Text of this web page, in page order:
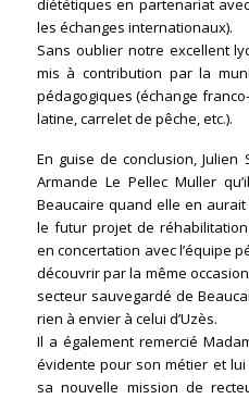
diététiques en partenariat
les échanges internationaux).
Sans oublier notre excellent
mis à contribution par la
pédagogiques (échange
latine, carrelet de pêche, etc.).
En guise de conclusion,
Armande Le Pellec Muller
Beaucaire quand elle en
le futur projet de
en concertation avec l’équipe
découvrir par la même
secteur sauvegardé de
rien à envier à celui d’Uzès.
Il a également remercié
évidente pour son métier et
sa nouvelle mission de